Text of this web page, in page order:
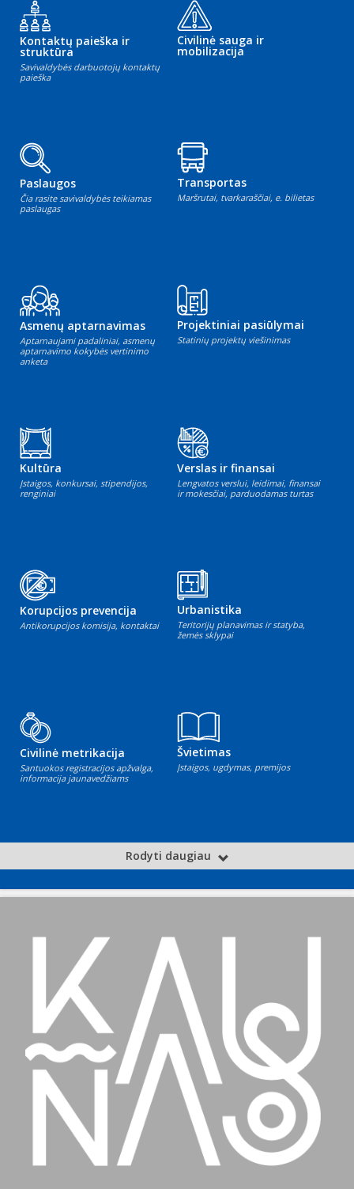
Kontaktų paieška ir
struktūra
Savivaldybės darbuotojų kontaktų
paieška
Civilinė sauga ir
mobilizacija
Paslaugos
Čia rasite savivaldybės teikiamas
paslaugas
Transportas
Maršrutai, tvarkaraščiai, e. bilietas
Asmenų aptarnavimas
Aptarnaujami padaliniai, asmenų
aptarnavimo kokybės vertinimo
anketa
Projektiniai pasiūlymai
Statinių projektų viešinimas
Kultūra
Įstaigos, konkursai, stipendijos,
renginiai
Verslas ir finansai
Lengvatos verslui, leidimai, finansai
ir mokesčiai, parduodamas turtas
Korupcijos prevencija
Antikorupcijos komisija, kontaktai
Urbanistika
Teritorijų planavimas ir statyba,
žemės sklypai
Civilinė metrikacija
Santuokos registracijos apžvalga,
informacija jaunavedžiams
Švietimas
Įstaigos, ugdymas, premijos
Rodyti daugiau